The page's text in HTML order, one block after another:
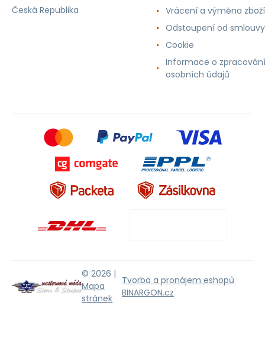
Česká Republika
Vrácení a výměna zboží
Odstoupení od smlouvy
Cookie
Informace o zpracování
osobních údajů
© 2026 |
Mapa
stránek
Tvorba a pronájem eshopů
BINARGON.cz